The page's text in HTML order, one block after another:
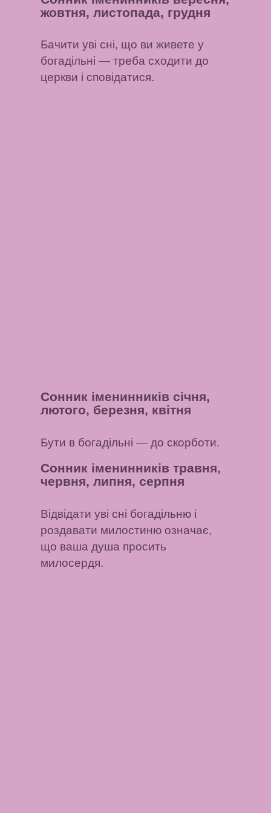
жовтня, листопада, грудня
Бачити уві сні, що ви живете у
богадільні — треба сходити до
церкви і сповідатися.
Сонник іменинників січня,
лютого, березня, квітня
Бути в богадільні — до скорботи.
Сонник іменинників травня,
червня, липня, серпня
Відвідати уві сні богадільню і
роздавати милостиню означає,
що ваша душа просить
милосердя.